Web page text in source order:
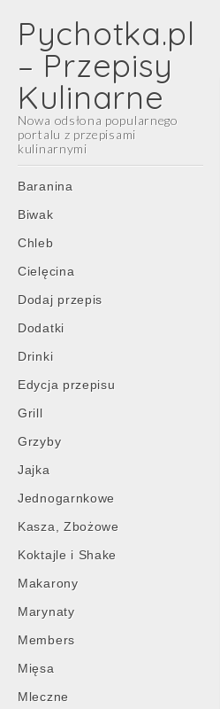
Pychotka.pl
– Przepisy
Kulinarne
Nowa odsłona popularnego
portalu z przepisami
kulinarnymi
Main
menu
Skip
content
Baranina
Biwak
Chleb
Cielęcina
Dodaj przepis
Dodatki
Drinki
Edycja przepisu
Grill
Grzyby
Jajka
Jednogarnkowe
Kasza, Zbożowe
Koktajle i Shake
Makarony
Marynaty
Members
Mięsa
Mleczne